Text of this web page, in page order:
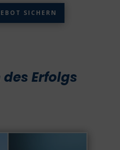
SICHERN
Erfolgs